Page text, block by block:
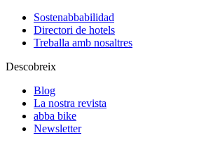
Sostenabbabilidad
Directori de hotels
Treballa amb nosaltres
Descobreix
Blog
La nostra revista
abba bike
Newsletter